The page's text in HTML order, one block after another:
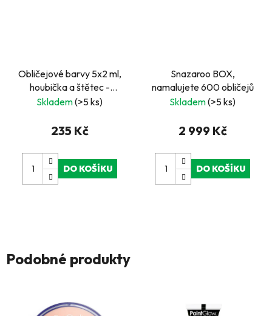
Obličejové barvy 5x2 ml,
houbička a štětec -
Hallowen
Skladem(>5 ks)
235 Kč
DO KOŠÍKU
Snazaroo BOX,
namalujete 600 obličejů
Skladem(>5 ks)
2 999 Kč
DO KOŠÍKU
Podobné produkty